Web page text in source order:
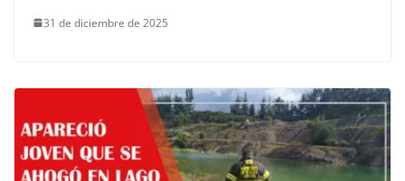
31 de diciembre de 2025